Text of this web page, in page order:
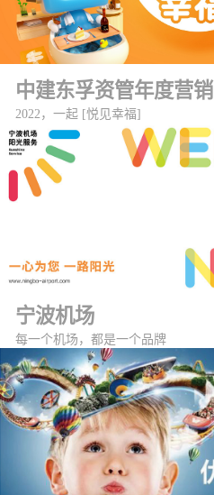
中建东孚资管年度营销
2022，一起 [悦见幸福]
宁波机场
每一个机场，都是一个品牌